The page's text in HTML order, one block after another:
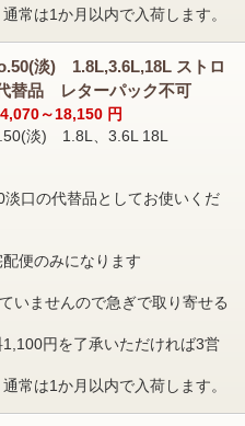
常は1か月以内で入荷します。
淡) 1.8L,3.6L,18L ストロ
替品 レターパック不可
4,070～18,150 円
淡) 1.8L、3.6L 18L
淡口の代替品としてお使いくだ
便のみになります
いませんので急ぎで取り寄せる
1,100円を了承いただければ3営
常は1か月以内で入荷します。